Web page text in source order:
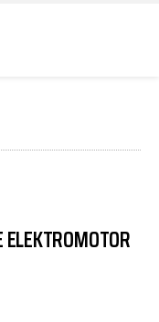
COLOR
ELEKTROMOTOR